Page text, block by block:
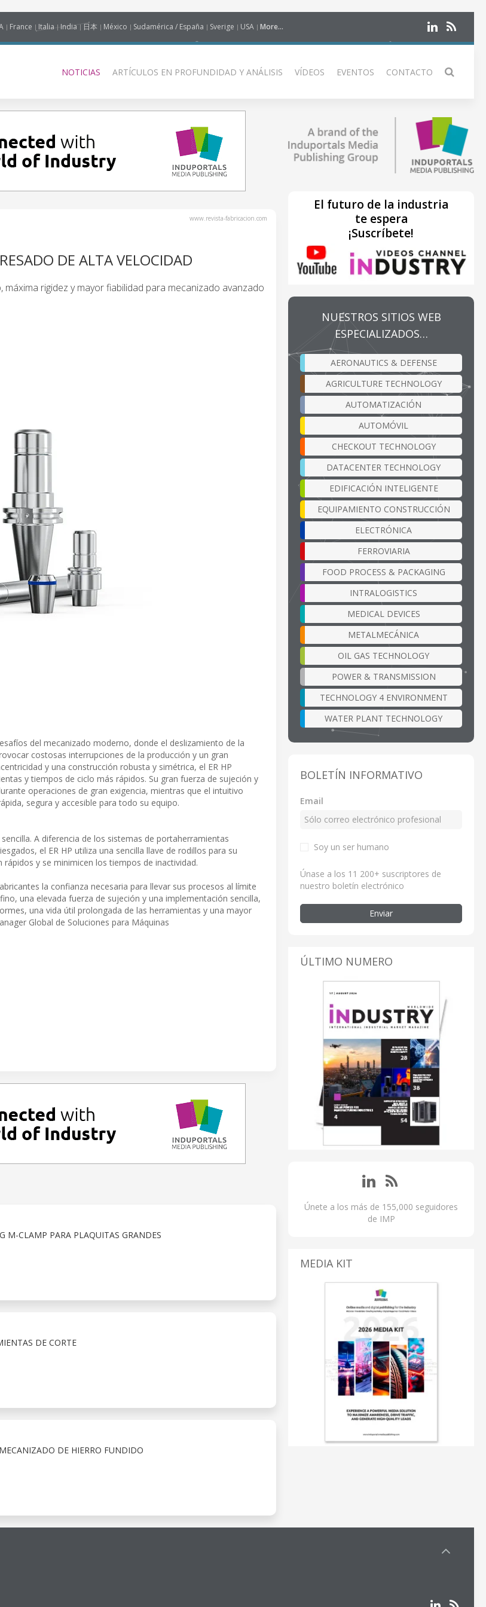
France Italia India 日本 México Sudamérica / España Sverige USA More...
NOTICIAS ARTÍCULOS EN PROFUNDIDAD Y ANÁLISIS VÍDEOS EVENTOS CONTACTO
www.revista-fabricacion.com
DE ALTA VELOCIDAD
rigidez y mayor fiabilidad para mecanizado avanzado
del mecanizado moderno, donde el deslizamiento de la
costosas interrupciones de la producción y un gran
y una construcción robusta y simétrica, el ER HP
y tiempos de ciclo más rápidos. Su gran fuerza de sujeción y
operaciones de gran exigencia, mientras que el intuitivo
segura y accesible para todo su equipo.
A diferencia de los sistemas de portaherramientas
el ER HP utiliza una sencilla llave de rodillos para su
y se minimicen los tiempos de inactividad.
la confianza necesaria para llevar sus procesos al límite
una elevada fuerza de sujeción y una implementación sencilla,
una vida útil prolongada de las herramientas y una mayor
Global de Soluciones para Máquinas
M-CLAMP PARA PLAQUITAS GRANDES
DE CORTE
DE HIERRO FUNDIDO
El futuro de la industria
te espera
¡Suscríbete!
NUESTROS SITIOS WEB
ESPECIALIZADOS…
AERONAUTICS & DEFENSE
AGRICULTURE TECHNOLOGY
AUTOMATIZACIÓN
AUTOMÓVIL
CHECKOUT TECHNOLOGY
DATACENTER TECHNOLOGY
EDIFICACIÓN INTELIGENTE
EQUIPAMIENTO CONSTRUCCIÓN
ELECTRÓNICA
FERROVIARIA
FOOD PROCESS & PACKAGING
INTRALOGISTICS
MEDICAL DEVICES
METALMECÁNICA
OIL GAS TECHNOLOGY
POWER & TRANSMISSION
TECHNOLOGY 4 ENVIRONMENT
WATER PLANT TECHNOLOGY
BOLETÍN INFORMATIVO
Email
Soy un ser humano
Únase a los 11 200+ suscriptores de
nuestro boletín electrónico
Enviar
ÚLTIMO NUMERO
Únete a los más de 155,000 seguidores
de IMP
MEDIA KIT